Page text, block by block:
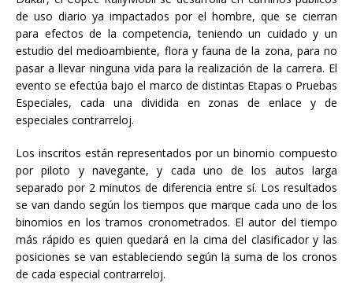
de uso diario ya impactados por el hombre, que se cierran
para efectos de la competencia, teniendo un cuidado y un
estudio del medioambiente, flora y fauna de la zona, para no
pasar a llevar ninguna vida para la realización de la carrera. El
evento se efectúa bajo el marco de distintas Etapas o Pruebas
Especiales, cada una dividida en zonas de enlace y de
especiales contrarreloj.
Los inscritos están representados por un binomio compuesto
por piloto y navegante, y cada uno de los autos larga
separado por 2 minutos de diferencia entre sí. Los resultados
se van dando según los tiempos que marque cada uno de los
binomios en los tramos cronometrados. El autor del tiempo
más rápido es quien quedará en la cima del clasificador y las
posiciones se van estableciendo según la suma de los cronos
de cada especial contrarreloj.